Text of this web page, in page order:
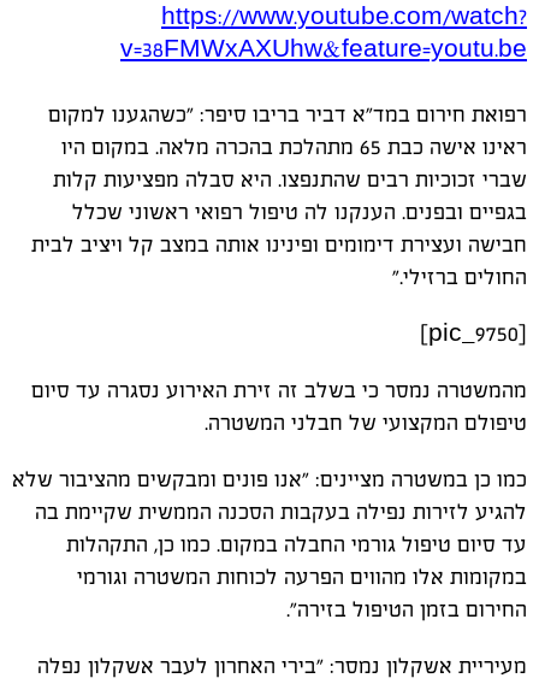
https://www.youtube.com/watch?
v=38FMWxAXUhw&feature=youtu.be
רפואת חירום במד"א דביר בריבו סיפר: "כשהגענו למקום
ראינו אישה כבת 65 מתהלכת בהכרה מלאה. במקום היו
שברי זכוכיות רבים שהתנפצו. היא סבלה מפציעות קלות
בגפיים ובפנים. הענקנו לה טיפול רפואי ראשוני שכלל
חבישה ועצירת דימומים ופינינו אותה במצב קל ויציב לבית
החולים ברזילי."
[pic_9750]
מהמשטרה נמסר כי בשלב זה זירת האירוע נסגרה עד סיום
טיפולם המקצועי של חבלני המשטרה.
כמו כן במשטרה מציינים: "אנו פונים ומבקשים מהציבור שלא
להגיע לזירות נפילה בעקבות הסכנה הממשית שקיימת בה
עד סיום טיפול גורמי החבלה במקום. כמו כן, התקהלות
במקומות אלו מהווים הפרעה לכוחות המשטרה וגורמי
החירום בזמן הטיפול בזירה".
מעיריית אשקלון נמסר: "בירי האחרון לעבר אשקלון נפלה